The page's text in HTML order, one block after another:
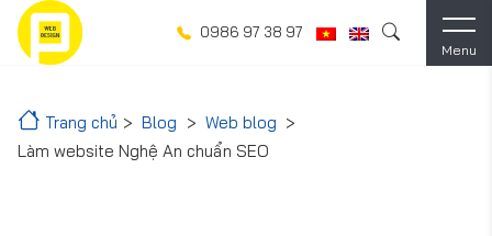
Menu
0986 97 38 97
Trang chủ Blog
Web blog
Làm website Nghệ An chuẩn SEO